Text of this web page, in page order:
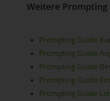
Weitere Prompting
Prompting Guide
Prompting Guide
Prompting Guide
Prompting Guide
Prompting Guide